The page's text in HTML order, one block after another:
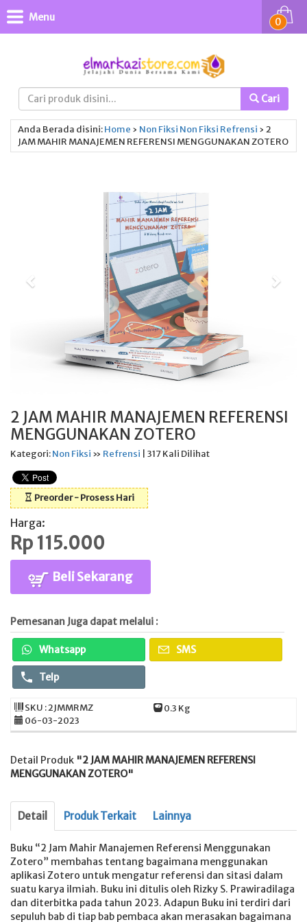
Cari
0
Menu
Anda Berada disini:Home › Non Fiksi Non Fiksi Refrensi › 2
JAM MAHIR MANAJEMEN REFERENSI MENGGUNAKAN ZOTERO
2 JAM MAHIR MANAJEMEN REFERENSI
MENGGUNAKAN ZOTERO
Kategori:Non Fiksi » Refrensi | 317 Kali Dilihat
Preorder - Prosess Hari
Harga:
Rp 115.000
Beli Sekarang
Pemesanan Juga dapat melalui :
Whatsapp SMS
Telp
SKU : 2JMMRMZ
0.3 Kg
06-03-2023
Detail Produk "2 JAM MAHIR MANAJEMEN REFERENSI
MENGGUNAKAN ZOTERO"
Detail Produk Terkait Lainnya
Buku “2 Jam Mahir Manajemen Referensi Menggunakan
Zotero” membahas tentang bagaimana menggunakan
aplikasi Zotero untuk mengatur referensi dan sitasi dalam
suatu karya ilmiah. Buku ini ditulis oleh Rizky S. Prawiradilaga
dan diterbitka pada tahun 2023. Adapun Buku ini terdiri dari
sepuluh bab di tiap bab pembaca akan merasakan bagaimana